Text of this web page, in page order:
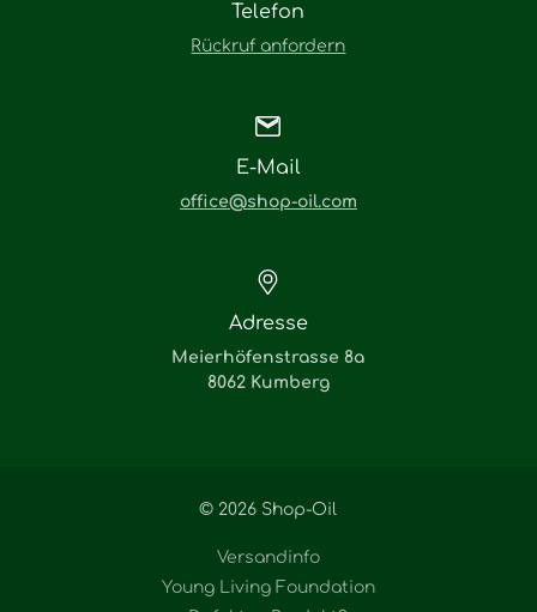
Telefon
Rückruf anfordern
E-Mail
office@shop-oil.com
Adresse
Meierhöfenstrasse 8a
8062 Kumberg
© 2026 Shop-Oil
Versandinfo
Young Living Foundation